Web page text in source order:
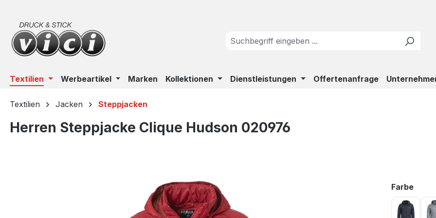
Textilien Werbeartikel Marken Kollektionen Dienstleistungen Offertenanfrage
Textilien Jacken Steppjacken
Herren Steppjacke Clique Hudson 020976
Farbe